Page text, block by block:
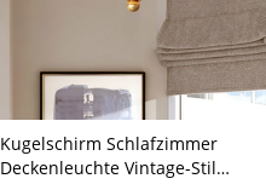
Kugelschirm Schlafzimmer
Deckenleuchte Vintage-Stil